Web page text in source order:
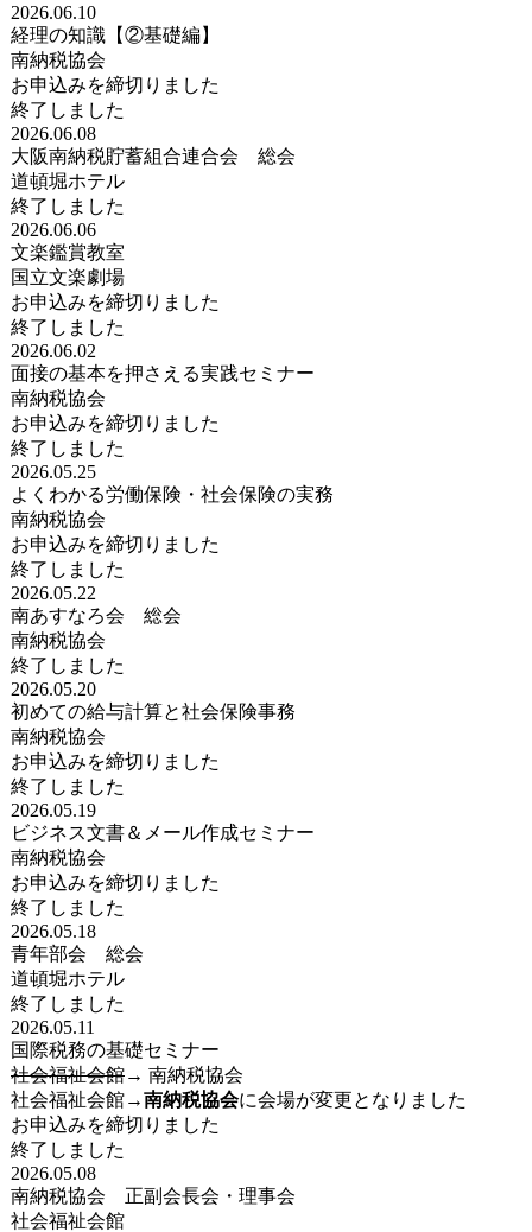
2026.06.10
経理の知識【②基礎編】
南納税協会
お申込みを締切りました
終了しました
2026.06.08
大阪南納税貯蓄組合連合会 総会
道頓堀ホテル
終了しました
2026.06.06
文楽鑑賞教室
国立文楽劇場
お申込みを締切りました
終了しました
2026.06.02
面接の基本を押さえる実践セミナー
南納税協会
お申込みを締切りました
終了しました
2026.05.25
よくわかる労働保険・社会保険の実務
南納税協会
お申込みを締切りました
終了しました
2026.05.22
南あすなろ会 総会
南納税協会
終了しました
2026.05.20
初めての給与計算と社会保険事務
南納税協会
お申込みを締切りました
終了しました
2026.05.19
ビジネス文書＆メール作成セミナー
南納税協会
お申込みを締切りました
終了しました
2026.05.18
青年部会 総会
道頓堀ホテル
終了しました
2026.05.11
国際税務の基礎セミナー
社会福祉会館→ 南納税協会
社会福祉会館→南納税協会に会場が変更となりました
お申込みを締切りました
終了しました
2026.05.08
南納税協会 正副会長会・理事会
社会福祉会館